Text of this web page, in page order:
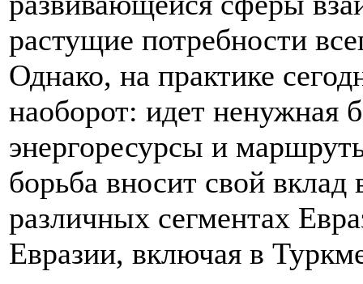
растущие потребности
Однако, на практике
наоборот: идет ненужная
энергоресурсы и
борьба вносит свой вклад
различных сегментах
Евразии, включая в